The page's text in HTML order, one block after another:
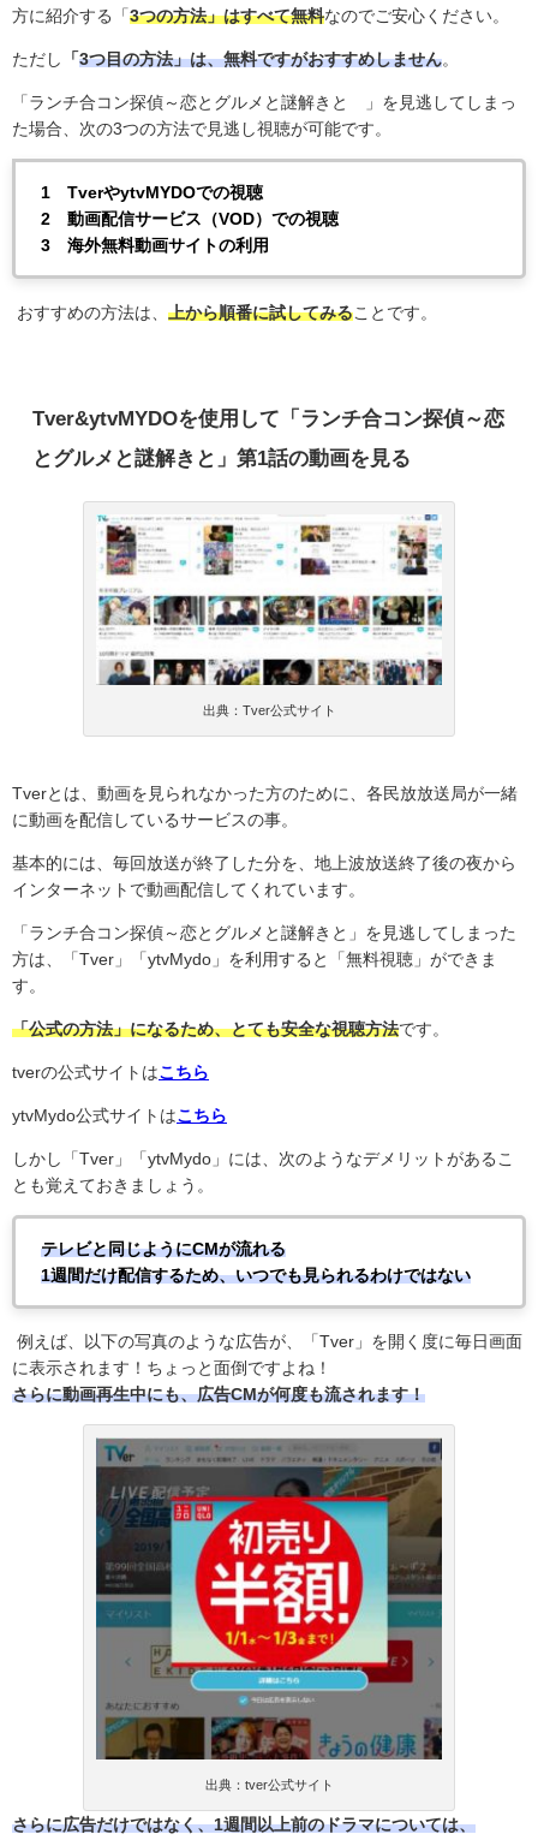
方に紹介する「 3つの方法」はすべて無料なのでご安心ください。
ただし 「 3つ目の方法」は、無料ですがおすすめしません。
「ランチ合コン探偵～恋とグルメと謎解きと 」を見逃してしまっ
た場合、次の3つの方法で見逃し視聴が可能です。
1 TverやytvMYDOでの視聴
2 動画配信サービス（VOD）での視聴
3 海外無料動画サイトの利用
おすすめの方法は、 上から順番に試してみることです。
Tver&ytvMYDOを使用して「ランチ合コン探偵～恋
とグルメと謎解きと」第1 話の動画を見る
出典：Tver公式サイト
Tver とは、動画を見られなかった方のために、各民放放送局が一緒
に動画を配信しているサービスの事。
基本的には、毎回放送が終了した分を、地上波放送終了後の夜から
インターネットで動画配信してくれています。
「ランチ合コン探偵～恋とグルメと謎解きと」を見逃してしまった
方は、「Tver 」「ytvMydo」を利用すると「無料視聴」ができま
す。
「公式の方法」になるため、とても安全な視聴方法です。
tverの公式サイトは こちら
ytvMydo公式サイトは こちら
しかし「Tver」「ytvMydo」には、次のようなデメリットがあるこ
とも覚えておきましょう。
テレビと同じようにCMが流れる
1週間だけ配信するため、いつでも見られるわけではない
例えば、以下の写真のような広告が、「Tver」を開く度に毎日画面
に表示されます！ちょっと面倒ですよね！
さらに動画再生中にも、広告CMが何度も流されます！
出典：tver公式サイト
さらに広告だけではなく、1週間以上前のドラマについては、